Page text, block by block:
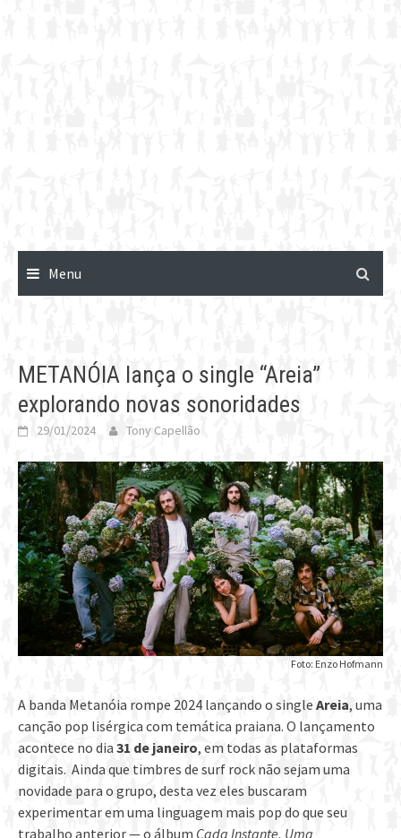
Menu
METANÓIA lança o single “Areia”
explorando novas sonoridades
29/01/2024 Tony Capellão
Foto: Enzo Hofmann
A banda Metanóia rompe 2024 lançando o single Areia, uma
canção pop lisérgica com temática praiana. O lançamento
acontece no dia31 de janeiro, em todas as plataformas
digitais. Ainda que timbres de surf rock não sejam uma
novidade para o grupo, desta vez eles buscaram
experimentar em uma linguagem mais pop do que seu
trabalho anterior — o álbum Cada Instante, Uma